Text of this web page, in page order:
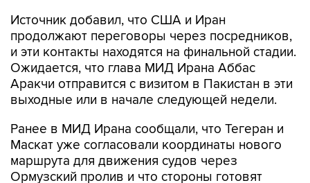
Источник добавил, что США и Иран
продолжают переговоры через посредников,
и эти контакты находятся на финальной стадии.
Ожидается, что глава МИД Ирана Аббас
Аракчи отправится с визитом в Пакистан в эти
выходные или в начале следующей недели.
Ранее в МИД Ирана сообщали, что Тегеран и
Маскат уже согласовали координаты нового
маршрута для движения судов через
Ормузский пролив и что стороны готовят